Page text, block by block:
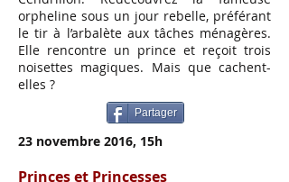
orpheline sous un jour rebelle, préférant
le tir à l’arbalète aux tâches ménagères.
Elle rencontre un prince et reçoit trois
noisettes magiques. Mais que cachent-
elles ?
Partager
23 novembre 2016, 15h
Princes et Princesses